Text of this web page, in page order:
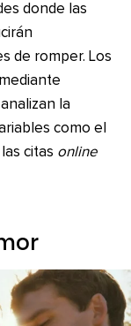
donde las
de romper. Los
la
como el
citas online